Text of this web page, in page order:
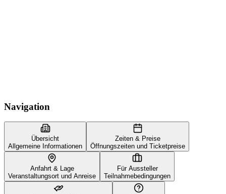
Navigation
Übersicht
Allgemeine Informationen
Zeiten & Preise
Öffnungszeiten und Ticketpreise
Anfahrt & Lage
Veranstaltungsort und Anreise
Für Aussteller
Teilnahmebedingungen